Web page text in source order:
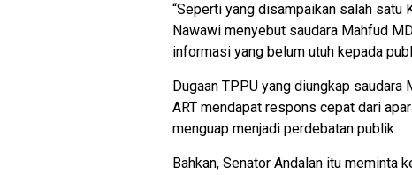
“Seperti yang disampaikan salah satu
Nawawi menyebut saudara Mahfud
informasi yang belum utuh kepada
Dugaan TPPU yang diungkap
ART mendapat respons cepat dari
menguap menjadi perdebatan publik.
Bahkan, Senator Andalan itu meminta